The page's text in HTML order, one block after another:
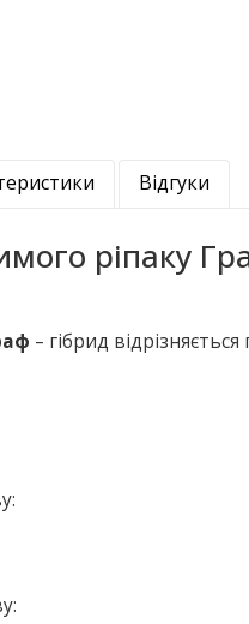
Відгуки
ріпаку
– гібрид